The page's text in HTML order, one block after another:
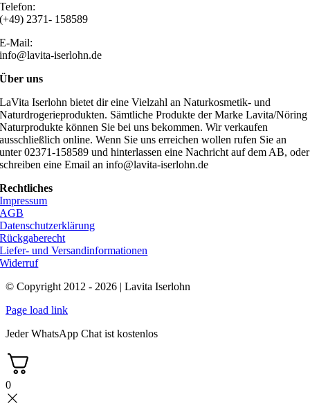
Telefon:
(+49) 2371- 158589
E-Mail:
info@lavita-iserlohn.de
Über uns
LaVita Iserlohn bietet dir eine Vielzahl an Naturkosmetik- und
Naturdrogerieprodukten. Sämtliche Produkte der Marke Lavita/Nöring
Naturprodukte können Sie bei uns bekommen. Wir verkaufen
ausschließlich online. Wenn Sie uns erreichen wollen rufen Sie an
unter 02371-158589 und hinterlassen eine Nachricht auf dem AB, oder
schreiben eine Email an info@lavita-iserlohn.de
Rechtliches
Impressum
AGB
Datenschutzerklärung
Rückgaberecht
Liefer- und Versandinformationen
Widerruf
© Copyright 2012 - 2026 | Lavita Iserlohn
Page load link
Jeder WhatsApp Chat ist kostenlos
0